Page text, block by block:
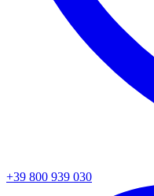
+39 800 939 030